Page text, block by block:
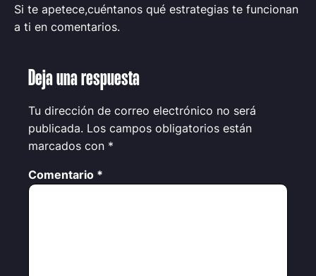
Si te apetece,cuéntanos qué estrategias te funcionan
a ti en comentarios.
Deja una respuesta
Tu dirección de correo electrónico no será
publicada. Los campos obligatorios están
marcados con *
Comentario *